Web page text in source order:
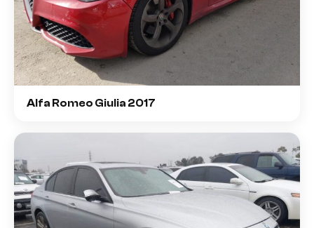
Alfa Romeo Giulia 2017